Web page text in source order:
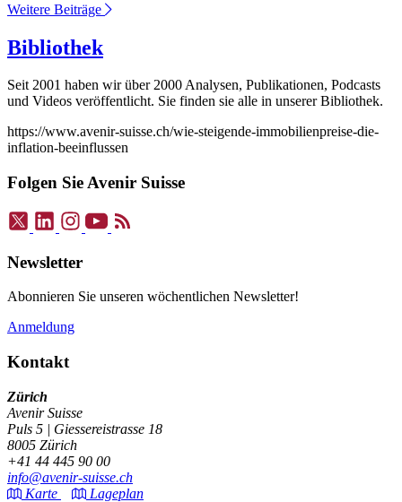
Weitere Beiträge
Bibliothek
Seit 2001 haben wir über 2000 Analysen, Publikationen, Podcasts
und Videos veröffentlicht. Sie finden sie alle in unserer Bibliothek.
https://www.avenir-suisse.ch/wie-steigende-immobilienpreise-die-
inflation-beeinflussen
Folgen Sie Avenir Suisse
Newsletter
Abonnieren Sie unseren wöchentlichen Newsletter!
Anmeldung
Kontakt
Zürich
Avenir Suisse
Puls 5 | Giessereistrasse 18
8005 Zürich
+41 44 445 90 00
info@avenir-suisse.ch
Karte
Lageplan